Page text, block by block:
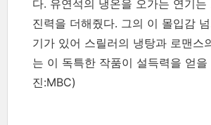
다. 유연석의 냉온을 오가는 연기는
진력을 더해줬다. 그의 이 몰입감
기가 있어 스릴러의 냉탕과 로맨스
는 이 독특한 작품이 설득력을 얻을
진:MBC)